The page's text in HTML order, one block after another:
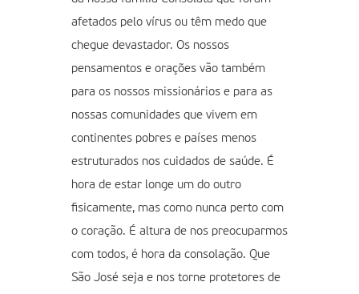
afetados pelo vírus ou têm medo que
chegue devastador. Os nossos
pensamentos e orações vão também
para os nossos missionários e para as
nossas comunidades que vivem em
continentes pobres e países menos
estruturados nos cuidados de saúde. É
hora de estar longe um do outro
fisicamente, mas como nunca perto com
o coração. É altura de nos preocuparmos
com todos, é hora da consolação. Que
São José seja e nos torne protetores de